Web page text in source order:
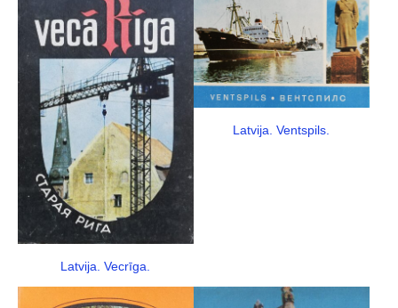
Latvija. Vecrīga.
Latvija. Ventspils.